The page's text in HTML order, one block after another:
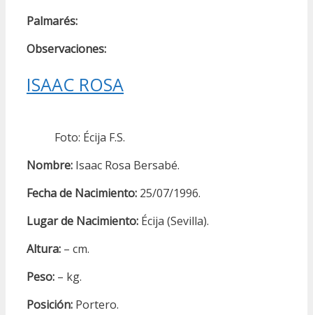
Palmarés:
Observaciones:
ISAAC ROSA
Foto: Écija F.S.
Nombre: Isaac Rosa Bersabé.
Fecha de Nacimiento: 25/07/1996.
Lugar de Nacimiento: Écija (Sevilla).
Altura: – cm.
Peso: – kg.
Posición: Portero.